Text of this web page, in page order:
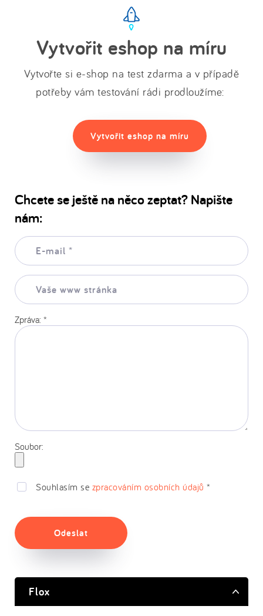
Vytvořit eshop na míru
Vytvořte si e-shop na test zdarma a v případě
potřeby vám testování rádi prodloužíme:
Vytvořit eshop na míru
Chcete se ještě na něco zeptat? Napište
nám:
E-
mail:
Vaše
www
stránka:
Zpráva: *
Soubor:
Souhlasím se zpracováním osobních údajů *
Odeslat
Flox